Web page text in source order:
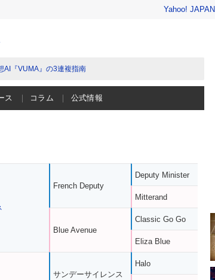
Yahoo! JAPAN
AI『VUMA』の3連複指南
ス コラム 公式情報
French Deputy
Blue Avenue
サンデーサイレンス
Deputy Minister
Mitterand
Classic Go Go
Eliza Blue
Halo